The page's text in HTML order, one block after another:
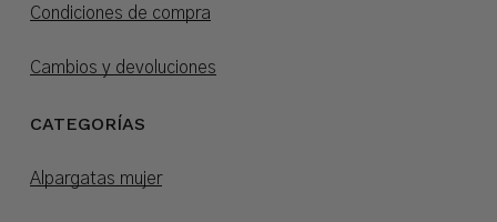
Condiciones de compra
Cambios y devoluciones
CATEGORÍAS
Alpargatas mujer